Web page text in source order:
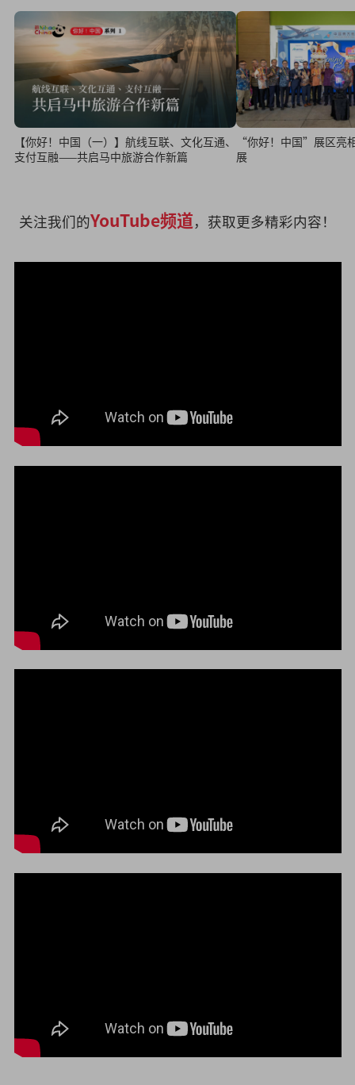
【你好！中国（一）】航线互联、文化互通、
支付互融——共启马中旅游合作新篇
“你好！中国”展区亮
展
关注我们的YouTube频道，获取更多精彩内容！